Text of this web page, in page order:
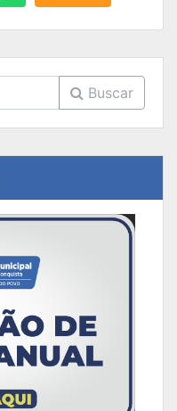
Buscar